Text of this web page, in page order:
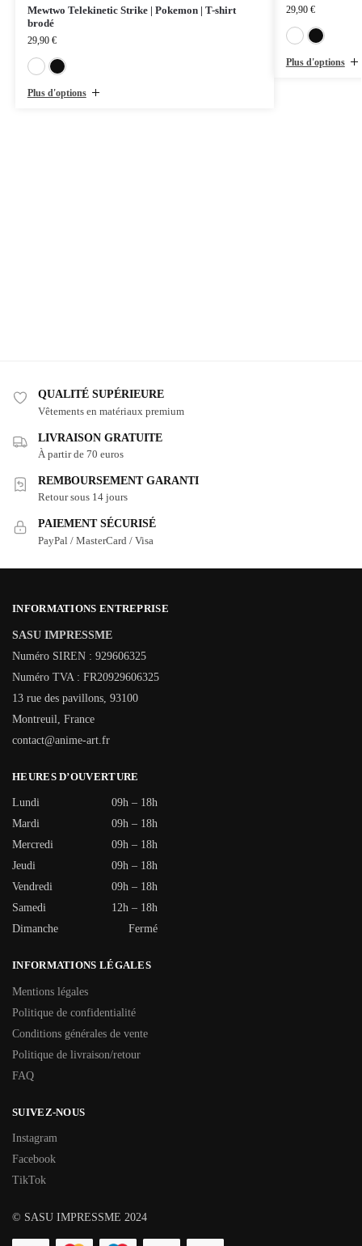
Mewtwo Telekinetic Strike | Pokemon | T-shirt
brodé
29,90 €
Plus d'options
29,90 €
Plus d'options
QUALITÉ SUPÉRIEURE
Vêtements en matériaux premium
LIVRAISON GRATUITE
À partir de 70 euros
REMBOURSEMENT GARANTI
Retour sous 14 jours
PAIEMENT SÉCURISÉ
PayPal / MasterCard / Visa
INFORMATIONS ENTREPRISE
SASU IMPRESSME
Numéro SIREN : 929606325
Numéro TVA : FR20929606325
13 rue des pavillons, 93100
Montreuil, France
contact@anime-art.fr
HEURES D’OUVERTURE
Lundi
09h – 18h
Mardi
09h – 18h
Mercredi
09h – 18h
Jeudi
09h – 18h
Vendredi
09h – 18h
Samedi
12h – 18h
Dimanche
Fermé
INFORMATIONS LÉGALES
Mentions légales
Politique de confidentialité
Conditions générales de vente
Politique de livraison/retour
FAQ
SUIVEZ-NOUS
Instagram
Facebook
TikTok
© SASU IMPRESSME 2024